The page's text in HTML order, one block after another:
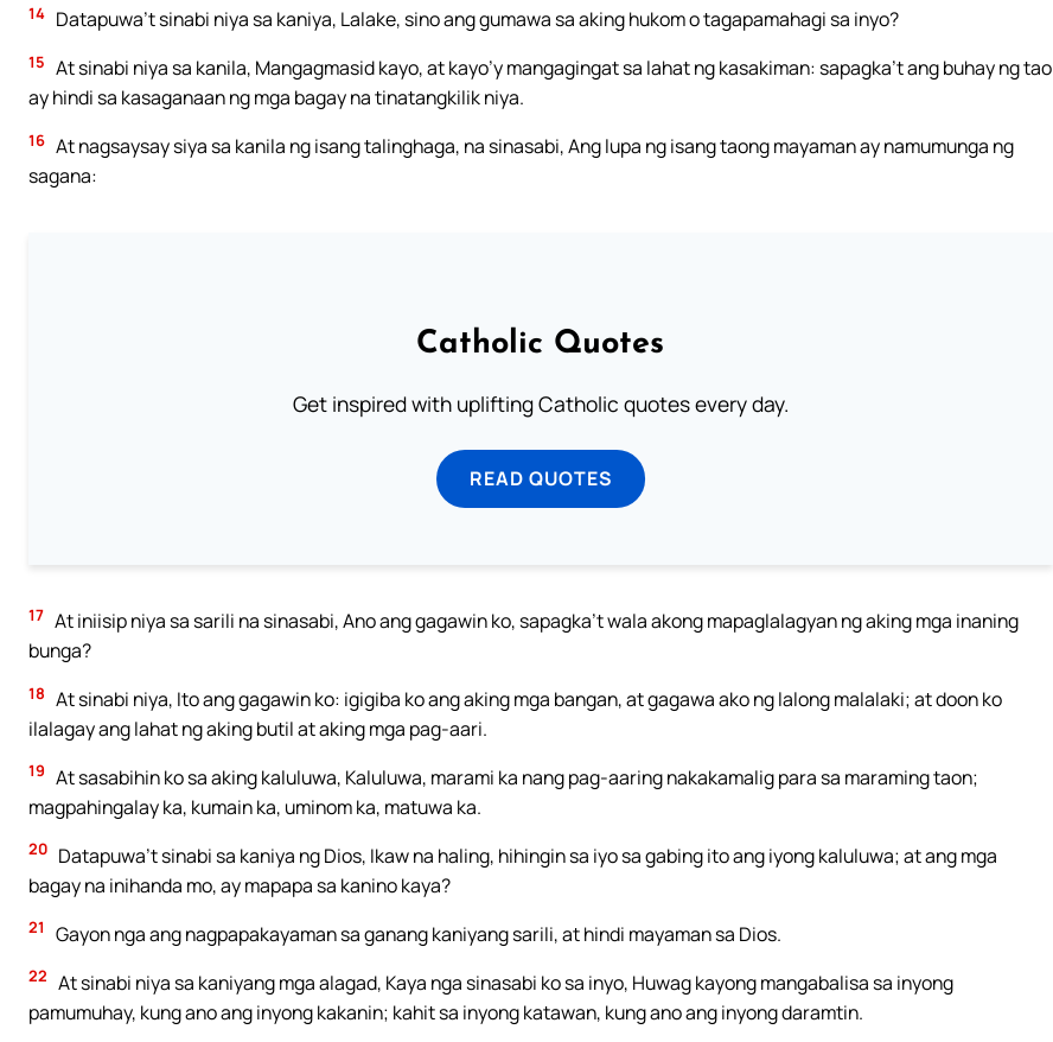
14 Datapuwa’t sinabi niya sa kaniya, Lalake, sino ang gumawa sa aking hukom o tagapamahagi sa inyo?
15 At sinabi niya sa kanila, Mangagmasid kayo, at kayo’y mangagingat sa lahat ng kasakiman: sapagka’t ang buhay ng tao
ay hindi sa kasaganaan ng mga bagay na tinatangkilik niya.
16 At nagsaysay siya sa kanila ng isang talinghaga, na sinasabi, Ang lupa ng isang taong mayaman ay namumunga ng
sagana:
Catholic Quotes
Get inspired with uplifting Catholic quotes every day.
READ QUOTES
17 At iniisip niya sa sarili na sinasabi, Ano ang gagawin ko, sapagka’t wala akong mapaglalagyan ng aking mga inaning
bunga?
18 At sinabi niya, Ito ang gagawin ko: igigiba ko ang aking mga bangan, at gagawa ako ng lalong malalaki; at doon ko
ilalagay ang lahat ng aking butil at aking mga pag-aari.
19 At sasabihin ko sa aking kaluluwa, Kaluluwa, marami ka nang pag-aaring nakakamalig para sa maraming taon;
magpahingalay ka, kumain ka, uminom ka, matuwa ka.
20 Datapuwa’t sinabi sa kaniya ng Dios, Ikaw na haling, hihingin sa iyo sa gabing ito ang iyong kaluluwa; at ang mga
bagay na inihanda mo, ay mapapa sa kanino kaya?
21 Gayon nga ang nagpapakayaman sa ganang kaniyang sarili, at hindi mayaman sa Dios.
22 At sinabi niya sa kaniyang mga alagad, Kaya nga sinasabi ko sa inyo, Huwag kayong mangabalisa sa inyong
pamumuhay, kung ano ang inyong kakanin; kahit sa inyong katawan, kung ano ang inyong daramtin.